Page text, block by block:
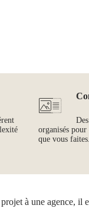
organisés
que vous faites.
à une agence, il